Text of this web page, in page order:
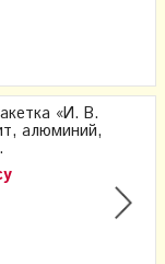
«И. В.
алюминий,